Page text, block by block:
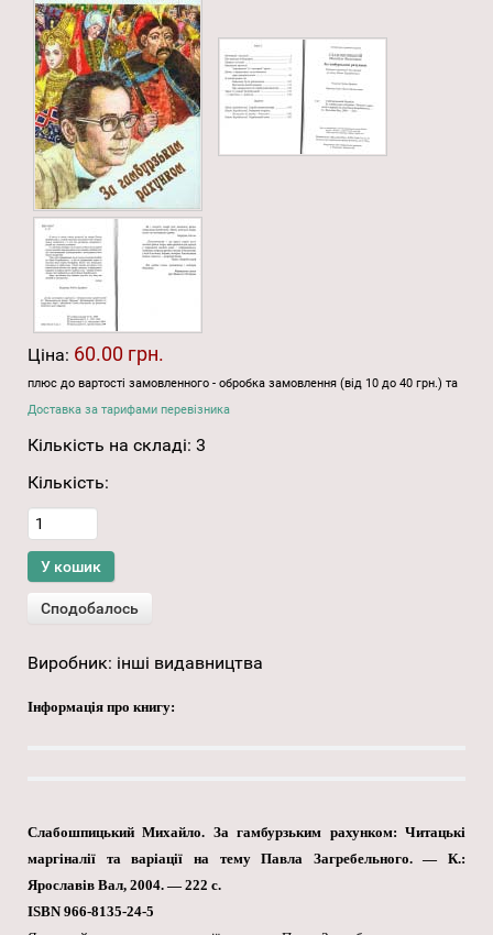
Ціна: 60.00 грн.
плюс до вартості замовленного - обробка замовлення (від 10 до 40 грн.) та
Доставка за тарифами перевізника
Кількість на складі: 3
Кількість:
Виробник: інші видавництва
Інформація про книгу:
Слабошпицький Михайло. За гамбурзьким рахунком: Читацькі
маргіналії та варіації на тему Павла Загребельного. — К.:
Ярославів Вал, 2004. — 222 с.
ISBN 966-8135-24-5